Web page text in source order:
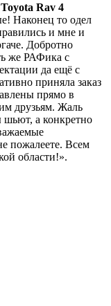
Toyota Rav 4
Наконец то одел
и мне и
Добротно
же РАФика с
да ещё с
приняла заказ
прямо в
друзьям. Жаль
шьют, а конкретно
пожалеете. Всем
области!».